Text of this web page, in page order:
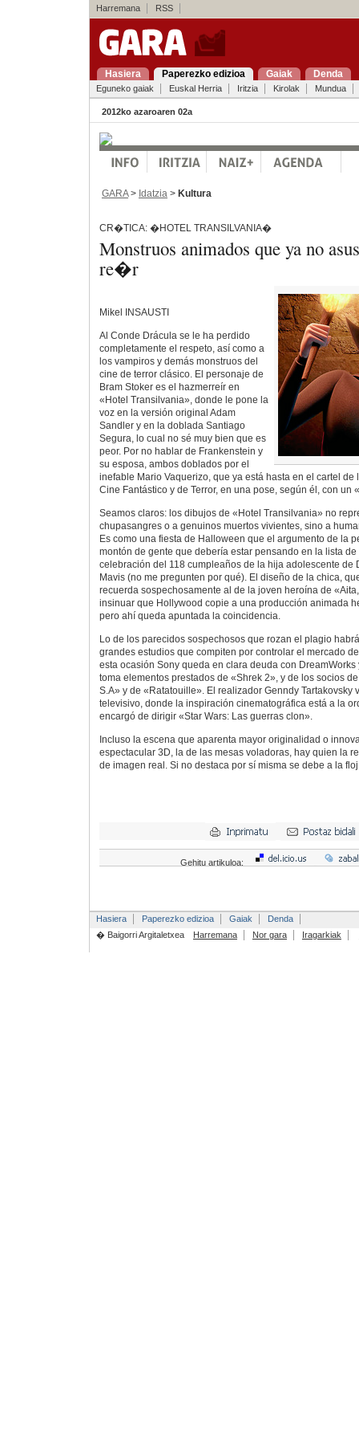
Harremana RSS
Hasiera Paperezko edizioa Gaiak Denda
Eguneko gaiak Euskal Herria Iritzia Kirolak Mundua
2012ko azaroaren 02a
GARA> Idatzia > Kultura
CR�TICA: �HOTEL TRANSILVANIA�
Monstruos animados que ya no
re�r
Mikel INSAUSTI
Al Conde Drácula se le ha perdido
completamente el respeto, así como a
los vampiros y demás monstruos del
cine de terror clásico. El personaje de
Bram Stoker es el hazmerreír en
«Hotel Transilvania», donde le pone la
voz en la versión original Adam
Sandler y en la doblada Santiago
Segura, lo cual no sé muy bien que es
peor. Por no hablar de Frankenstein y
su esposa, ambos doblados por el
inefable Mario Vaquerizo, que ya está hasta en el cartel de
Cine Fantástico y de Terror, en una pose, según él, con un
Seamos claros: los dibujos de «Hotel Transilvania» no
chupasangres o a genuinos muertos vivientes, sino a
Es como una fiesta de Halloween que el argumento de la
montón de gente que debería estar pensando en la lista
celebración del 118 cumpleaños de la hija adolescente de
Mavis (no me pregunten por qué). El diseño de la chica,
recuerda sospechosamente al de la joven heroína de
insinuar que Hollywood copie a una producción animada
pero ahí queda apuntada la coincidencia.
Lo de los parecidos sospechosos que rozan el plagio
grandes estudios que compiten por controlar el mercado
esta ocasión Sony queda en clara deuda con DreamWorks
toma elementos prestados de «Shrek 2», y de los socios
S.A» y de «Ratatouille». El realizador Genndy Tartakovsky
televisivo, donde la inspiración cinematográfica está a la
encargó de dirigir «Star Wars: Las guerras clon».
Incluso la escena que aparenta mayor originalidad o
espectacular 3D, la de las mesas voladoras, hay quien la
de imagen real. Si no destaca por sí misma se debe a la
Gehitu artikuloa:
Hasiera Paperezko edizioa Gaiak
Denda
� Baigorri Argitaletxea
Harremana Nor gara Iragarkiak